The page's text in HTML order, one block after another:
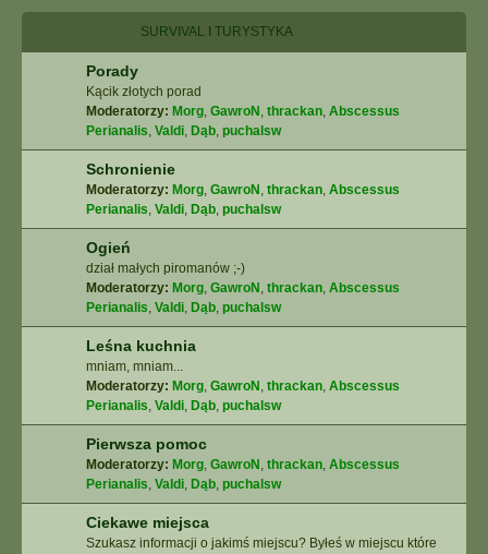
SURVIVAL I TURYSTYKA
Porady
Kącik złotych porad
Moderatorzy: Morg, GawroN , thrackan, Abscessus
Perianalis, Valdi, Dąb, puchalsw
Schronienie
Moderatorzy: Morg, GawroN , thrackan, Abscessus
Perianalis, Valdi, Dąb, puchalsw
Ogień
dział małych piromanów ;-)
Moderatorzy: Morg, GawroN , thrackan, Abscessus
Perianalis, Valdi, Dąb, puchalsw
Leśna kuchnia
mniam, mniam...
Moderatorzy: Morg, GawroN , thrackan, Abscessus
Perianalis, Valdi, Dąb, puchalsw
Pierwsza pomoc
Moderatorzy: Morg, GawroN , thrackan, Abscessus
Perianalis, Valdi, Dąb, puchalsw
Ciekawe miejsca
Szukasz informacji o jakimś miejscu? Byłeś w miejscu które